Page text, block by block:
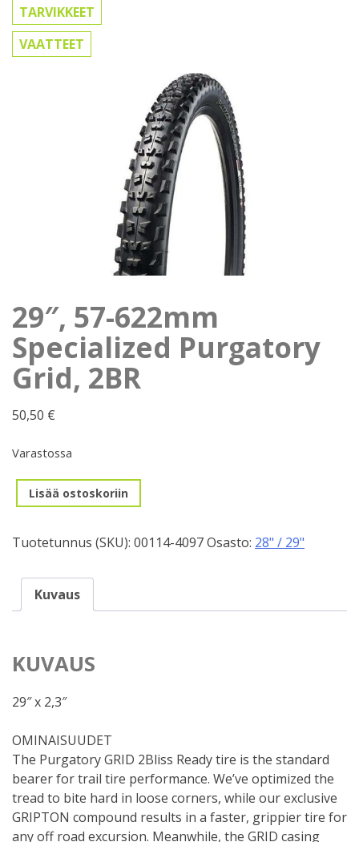
TARVIKKEET
VAATTEET
29″, 57-622mm
Specialized Purgatory
Grid, 2BR
50,50 €
Varastossa
29",
57-
Specialized
Grid,
Lisää ostoskoriin
Tuotetunnus (SKU): 00114-4097Osasto: 28" / 29"
Kuvaus
KUVAUS
29″ x 2,3″
OMINAISUUDET
The Purgatory GRID 2Bliss Ready tire is the standard
bearer for trail tire performance. We’ve optimized the
tread to bite hard in loose corners, while our exclusive
GRIPTON compound results in a faster, grippier tire for
any off road excursion. Meanwhile, the GRID casing